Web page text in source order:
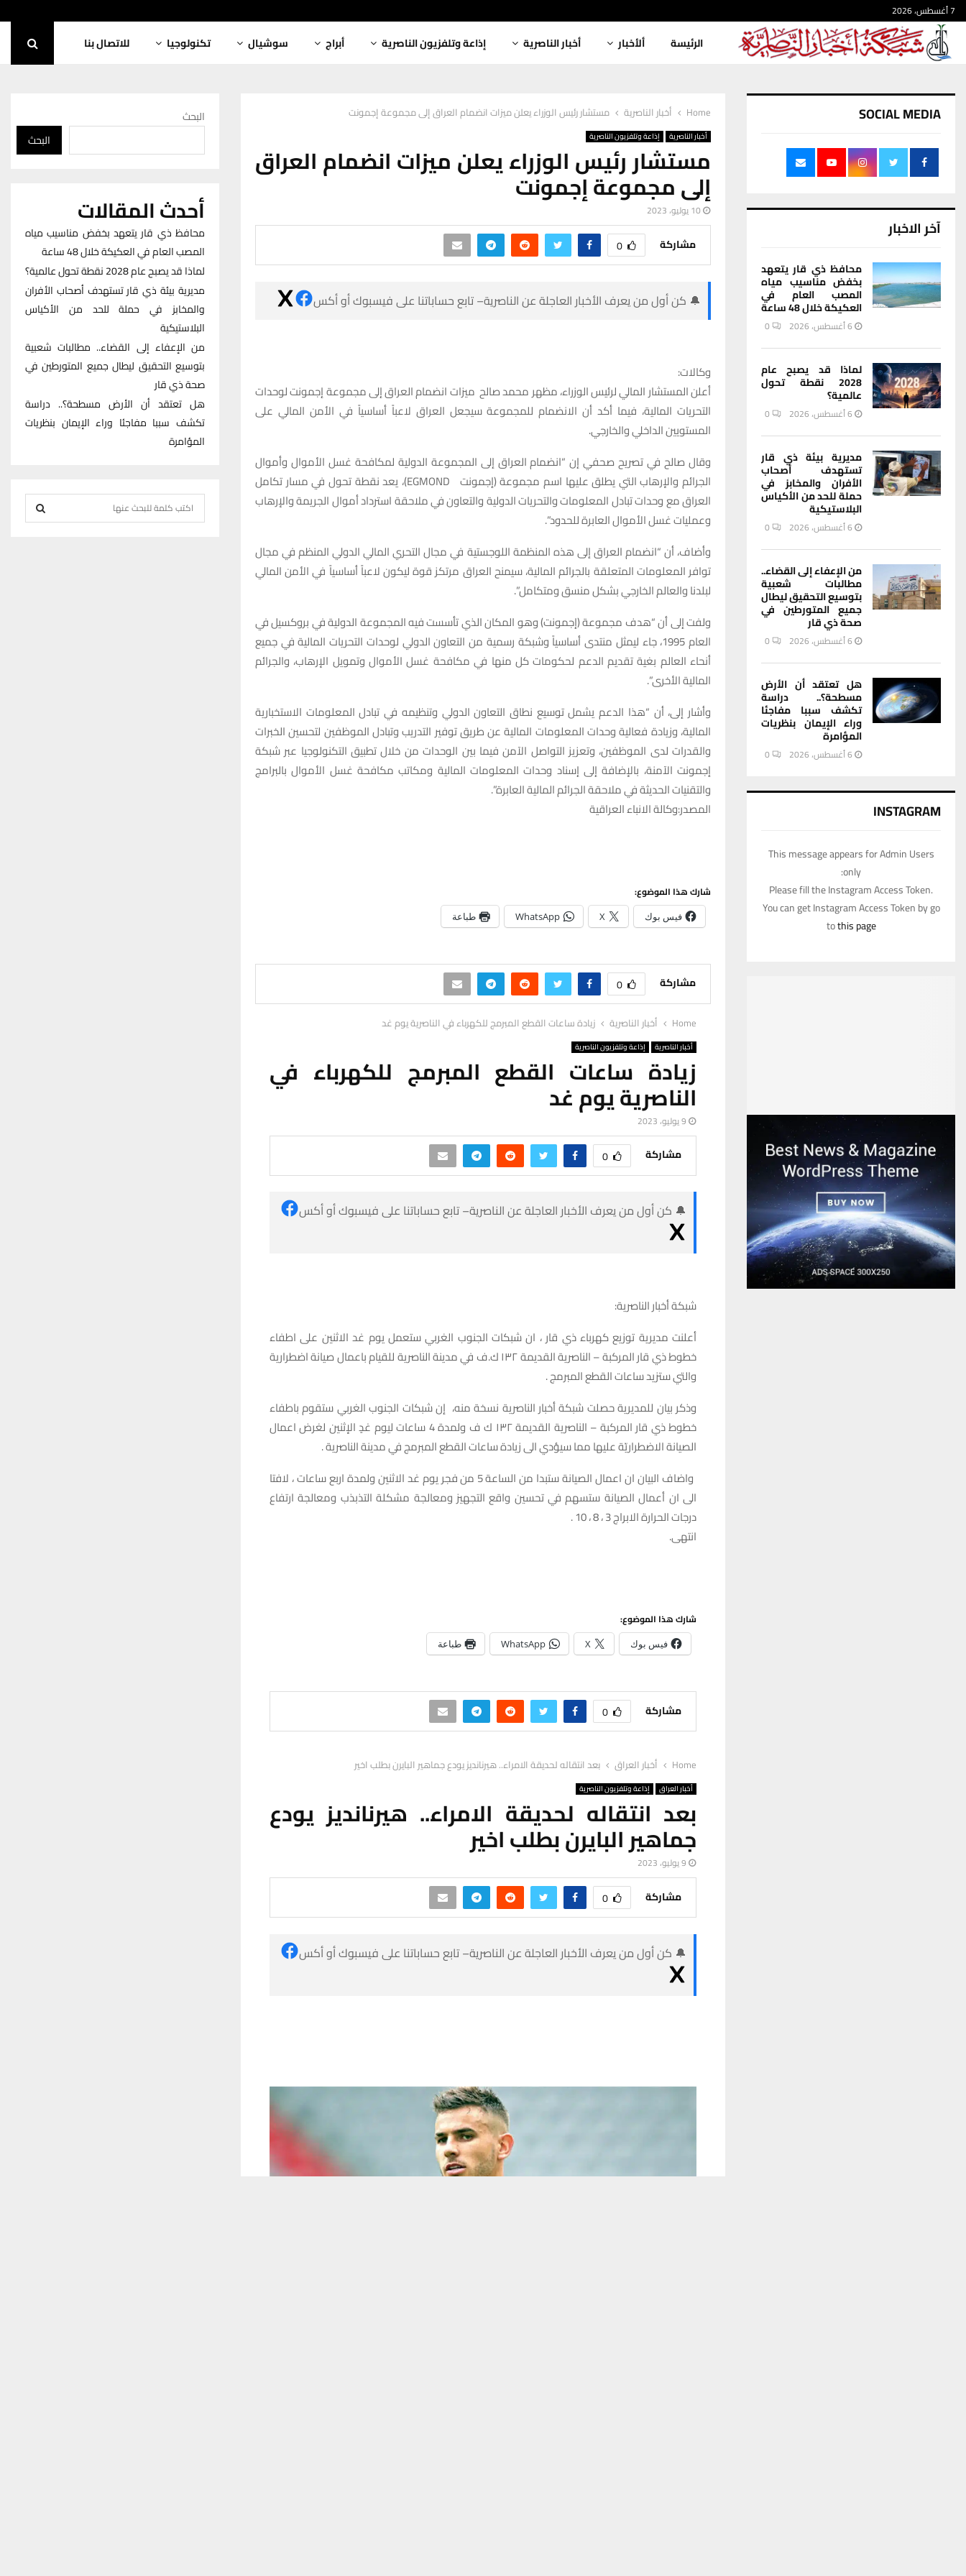
7 أغسطس، 2026
الرئيسة ألأخبار أخبار الناصرية إذاعة وتلفزيون الناصرية أبراج سوشيال تكنولوجيا للاتصال بنا
Home أخبار الناصرية مستشار رئيس الوزراء يعلن ميزات انضمام العراق إلى مجموعة إجمونت
أخبار الناصرية إذاعة وتلفزيون الناصرية
مستشار رئيس الوزراء يعلن ميزات انضمام العراق
إلى مجموعة إجمونت
10 يوليو، 2023
مشاركة 0
🔔 كن أول من يعرف الأخبار العاجلة عن الناصرية– تابع حساباتنا على فيسبوك أو أكس
وكالات:
أعلن المستشار المالي لرئيس الوزراء، مظهر محمد صالح ميزات انضمام العراق إلى مجموعة إجمونت لوحدات
التحريات المالية، فيما أكد أن الانضمام للمجموعة سيجعل العراق لاعباً أساسياً في الأمن المالي على
المستويين الداخلي والخارجي.
وقال صالح في تصريح صحفي إن “انضمام العراق إلى المجموعة الدولية لمكافحة غسل الأموال وأموال
الجرائم والإرهاب التي يطلق عليها اسم مجموعة (إجمونت EGMOND)، يعد نقطة تحول في مسار تكامل
العراق مع وحدات تبادل المعلومات والتحريات الدولية والتعاون في ملاحقة استرداد أموال الجريمة والإرهاب
وعمليات غسل الأموال العابرة للحدود”.
وأضاف، أن “انضمام العراق إلى هذه المنظمة اللوجستية في مجال التحري المالي الدولي المنظم في مجال
توافر المعلومات المتعلقة بالجرائم المالية، سيمنح العراق مرتكز قوة ليكون لاعباً أساسياً في الأمن المالي
لبلدنا والعالم الخارجي بشكل منسق ومتكامل”.
ولفت إلى أن “هدف مجموعة (إجمونت) وهو المكان الذي تأسست فيه المجموعة الدولية في بروكسيل في
العام 1995، جاء ليمثل منتدى أساسياً وشبكة رسمية من التعاون الدولي لوحدات التحريات المالية في جميع
أنحاء العالم بغية تقديم الدعم لحكومات كل منها في مكافحة غسل الأموال وتمويل الإرهاب، والجرائم
المالية الأخرى”.
وأشار إلى، أن “هذا الدعم يشمل توسيع نطاق التعاون الدولي وتنظيمه في تبادل المعلومات الاستخبارية
المالية، وزيادة فعالية وحدات المعلومات المالية عن طريق توفير التدريب وتبادل الموظفين لتحسين الخبرات
والقدرات لدى الموظفين، وتعزيز التواصل الآمن فيما بين الوحدات من خلال تطبيق التكنولوجيا عبر شبكة
إجمونت الآمنة، بالإضافة إلى إسناد وحدات المعلومات المالية ومكاتب مكافحة غسل الأموال بالبرامج
والتقنيات الحديثة في ملاحقة الجرائم المالية العابرة”.
المصدر:وكالة الانباء العراقية
شارك هذا الموضوع:
فيس بوك X
WhatsApp طباعة
مشاركة 0
Home أخبار الناصرية زيادة ساعات القطع المبرمج للكهرباء في الناصرية يوم غد
أخبار الناصرية إذاعة وتلفزيون الناصرية
زيادة ساعات القطع المبرمج للكهرباء في
الناصرية يوم غد
9 يوليو، 2023
مشاركة 0
🔔 كن أول من يعرف الأخبار العاجلة عن الناصرية– تابع حساباتنا على فيسبوك أو أكس
شبكة أخبار الناصرية:
أعلنت مديرية توزيع كهرباء ذي قار ، ان شبكات الجنوب الغربي ستعمل يوم غد الاثنين على اطفاء
خطوط ذي قار المركبة – الناصرية القديمة ١٣٢ ك.ف في مدينة الناصرية للقيام باعمال صيانة اضطرارية
والتي ستزيد ساعات القطع المبرمج .
وذكر بيان للمديرية حصلت شبكة أخبار الناصرية نسخة منه، إن شبكات الجنوب الغربي ستقوم باطفاء
خطوط ذي قار المركبة – الناصرية القديمة ١٣٢ ك ف ولمدة 4 ساعات ليوم غدٍ الإثنين لغرض اعمال
الصيانة الاضطراريّة عليها مما سيؤدي الى زيادة ساعات القطع المبرمج في مدينة الناصرية .
واضاف البيان ان اعمال الصيانة ستبدا من الساعة 5 من فجر يوم غد الاثنين ولمدة اربع ساعات ، لافتا
الى ان أعمال الصيانة ستسهم في تحسين واقع التجهيز ومعالجة مشكلة التذبذب ومعالجة ارتفاع
درجات الحرارة الابراج 3 ، 8 ، 10 .
انتهى.
شارك هذا الموضوع:
فيس بوك X
WhatsApp طباعة
مشاركة 0
Home أخبار العراق بعد انتقاله لحديقة الامراء.. هيرنانديز يودع جماهير البايرن بطلب اخير
أخبار العراق إذاعة وتلفزيون الناصرية
بعد انتقاله لحديقة الامراء.. هيرنانديز يودع
جماهير البايرن بطلب اخير
9 يوليو، 2023
مشاركة 0
🔔 كن أول من يعرف الأخبار العاجلة عن الناصرية– تابع حساباتنا على فيسبوك أو أكس
SOCIAL MEDIA
آخر الاخبار
محافظ ذي قار يتعهد
بخفض مناسيب مياه
المصب العام في
العكيكة خلال 48 ساعة
6 أغسطس، 2026 0
لماذا قد يصبح عام
2028 نقطة تحول
عالمية؟
6 أغسطس، 2026 0
مديرية بيئة ذي قار
تستهدف أصحاب
الأفران والمخابز في
حملة للحد من الأكياس
البلاستيكية
6 أغسطس، 2026 0
من الإعفاء إلى القضاء..
مطالبات شعبية
بتوسيع التحقيق ليطال
جميع المتورطين في
صحة ذي قار
6 أغسطس، 2026 0
هل تعتقد أن الأرض
مسطحة؟.. دراسة
تكشف سببا مفاجئا
وراء الإيمان بنظريات
المؤامرة
6 أغسطس، 2026 0
INSTAGRAM
This message appears for Admin Users
only:
Please fill the Instagram Access Token.
You can get Instagram Access Token by go
tothis page
البحث
البحث
أحدث المقالات
محافظ ذي قار يتعهد بخفض مناسيب مياه
المصب العام في العكيكة خلال 48 ساعة
لماذا قد يصبح عام 2028 نقطة تحول عالمية؟
مديرية بيئة ذي قار تستهدف أصحاب الأفران
والمخابز في حملة للحد من الأكياس
البلاستيكية
من الإعفاء إلى القضاء.. مطالبات شعبية
بتوسيع التحقيق ليطال جميع المتورطين في
صحة ذي قار
هل تعتقد أن الأرض مسطحة؟.. دراسة
تكشف سببا مفاجئا وراء الإيمان بنظريات
المؤامرة
e